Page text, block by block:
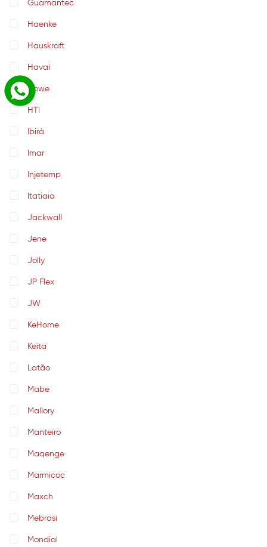
Guamantec
Haenke
Hauskraft
Havai
Howe
HTI
Ibirá
Imar
Injetemp
Itatiaia
Jackwall
Jene
Jolly
JP Flex
JW
KeHome
Keita
Latão
Mabe
Mallory
Manteiro
Maqenge
Marmicoc
Maxch
Mebrasi
Mondial